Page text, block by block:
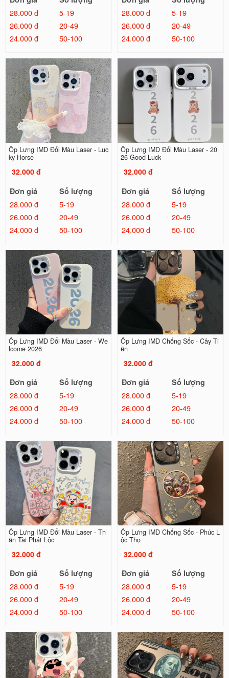
28.000 đ
5-19
26.000 đ
20-49
24.000 đ
50-100
28.000 đ
5-19
26.000 đ
20-49
24.000 đ
50-100
Ốp Lưng IMD Đổi Màu Laser - Luc
ky Horse
32.000 đ
Đơn giá
Số lượng
28.000 đ
5-19
26.000 đ
20-49
24.000 đ
50-100
Ốp Lưng IMD Đổi Màu Laser - 20
26 Good Luck
32.000 đ
Đơn giá
Số lượng
28.000 đ
5-19
26.000 đ
20-49
24.000 đ
50-100
Ốp Lưng IMD Đổi Màu Laser - We
lcome 2026
32.000 đ
Đơn giá
Số lượng
28.000 đ
5-19
26.000 đ
20-49
24.000 đ
50-100
Ốp Lưng IMD Chống Sốc - Cây Ti
ền
32.000 đ
Đơn giá
Số lượng
28.000 đ
5-19
26.000 đ
20-49
24.000 đ
50-100
Ốp Lưng IMD Đổi Màu Laser - Th
ần Tài Phát Lộc
32.000 đ
Đơn giá
Số lượng
28.000 đ
5-19
26.000 đ
20-49
24.000 đ
50-100
Ốp Lưng IMD Chống Sốc - Phúc L
ộc Thọ
32.000 đ
Đơn giá
Số lượng
28.000 đ
5-19
26.000 đ
20-49
24.000 đ
50-100